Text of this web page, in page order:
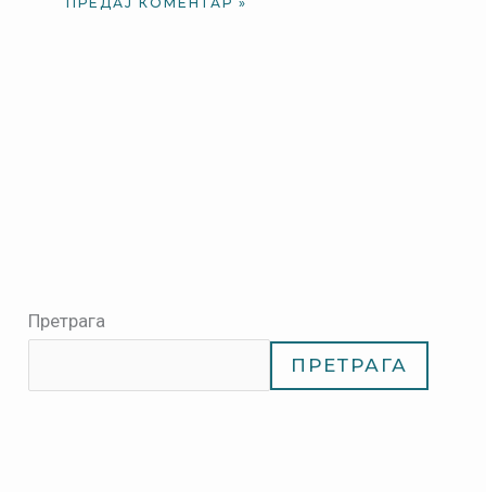
Претрага
ПРЕТРАГА